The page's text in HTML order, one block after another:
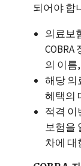
되어야 합
의료보
의 이름
해당 의
혜택의
적격 이
보험을
차에 대